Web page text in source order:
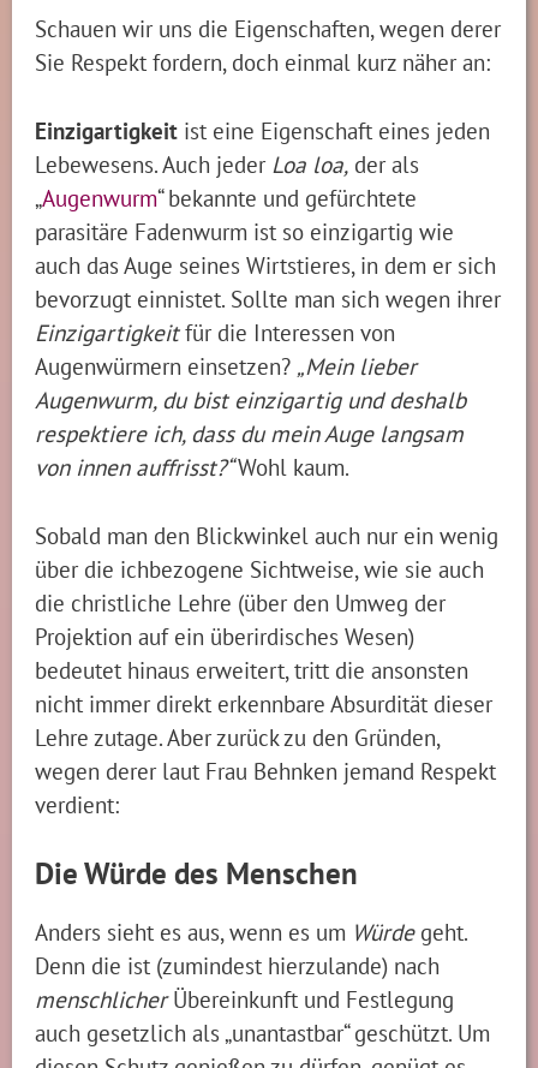
Schauen wir uns die Eigenschaften, wegen derer
Sie Respekt fordern, doch einmal kurz näher an:
Einzigartigkeit ist eine Eigenschaft eines jeden
Lebewesens. Auch jeder Loa loa, der als
„Augenwurm“ bekannte und gefürchtete
parasitäre Fadenwurm ist so einzigartig wie
auch das Auge seines Wirtstieres, in dem er sich
bevorzugt einnistet. Sollte man sich wegen ihrer
Einzigartigkeitfür die Interessen von
Augenwürmern einsetzen? „Mein lieber
Augenwurm, du bist einzigartig und deshalb
respektiere ich, dass du mein Auge langsam
von innen auffrisst?“Wohl kaum.
Sobald man den Blickwinkel auch nur ein wenig
über die ichbezogene Sichtweise, wie sie auch
die christliche Lehre (über den Umweg der
Projektion auf ein überirdisches Wesen)
bedeutet hinaus erweitert, tritt die ansonsten
nicht immer direkt erkennbare Absurdität dieser
Lehre zutage. Aber zurück zu den Gründen,
wegen derer laut Frau Behnken jemand Respekt
verdient:
Die Würde des Menschen
Anders sieht es aus, wenn es um Würdegeht.
Denn die ist (zumindest hierzulande) nach
menschlicherÜbereinkunft und Festlegung
auch gesetzlich als „unantastbar“ geschützt. Um